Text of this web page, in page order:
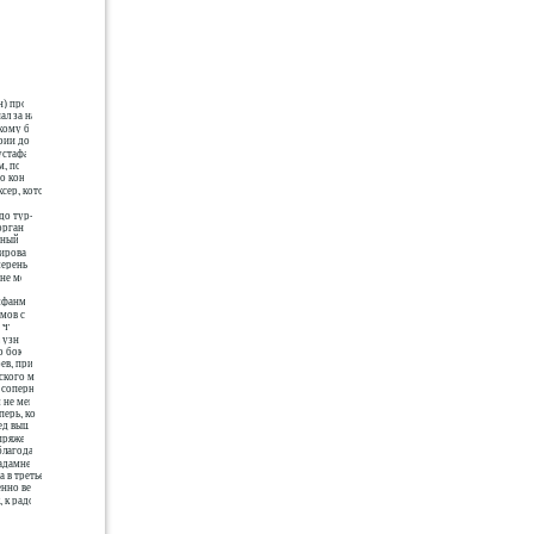
против
за нацио-
боксу.
до 75 кг.
вел
полу-
конца.
который
тур-
ме-
с уча-
при-
му-
мене
ког-
вышел
третьем
вел
радо-